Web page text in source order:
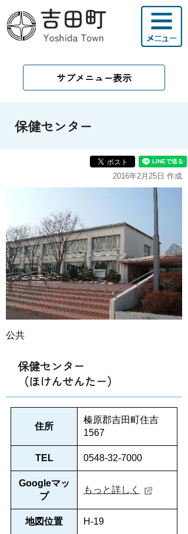
サブメニュー表示
保健センター
2016年2月25日 作成
公共
保健センター
（ほけんせんたー）
住所
榛原郡吉田町住吉
1567
TEL 0548-32-7000
Googleマッ
プ
もっと詳しく
地図位置 H-19